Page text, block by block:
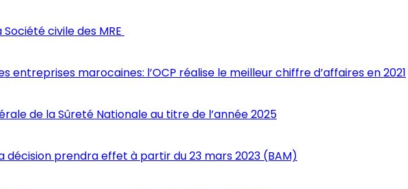
civile des MRE
entreprises marocaines: l’OCP réalise le meilleur chiffre d’affaires en 2021
de la Sûreté Nationale au titre de l’année 2025
décision prendra effet à partir du 23 mars 2023 (BAM)